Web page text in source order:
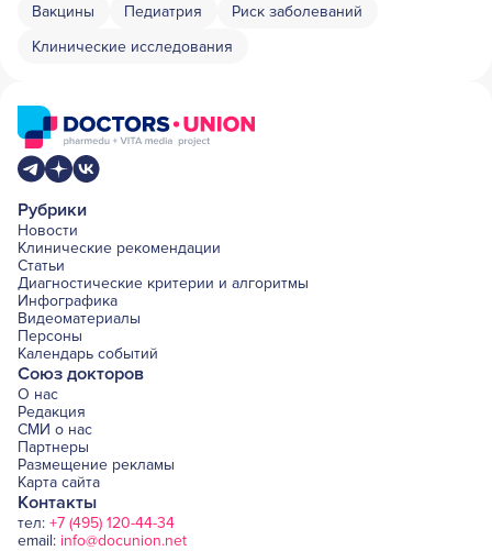
Вакцины
Педиатрия
Риск заболеваний
Клинические исследования
Рубрики
Новости
Клинические рекомендации
Статьи
Диагностические критерии и алгоритмы
Инфографика
Видеоматериалы
Персоны
Календарь событий
Союз докторов
О нас
Редакция
СМИ о нас
Партнеры
Размещение рекламы
Карта сайта
Контакты
тел: +7 (495) 120-44-34
email: info@docunion.net